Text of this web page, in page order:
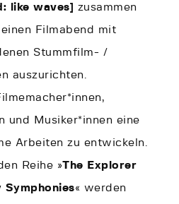
like waves] zusammen
Filmabend mit
Stummfilm- /
auszurichten.
und Musiker*innen eine
Arbeiten zu entwickeln.
Reihe »The Explorer
« werden